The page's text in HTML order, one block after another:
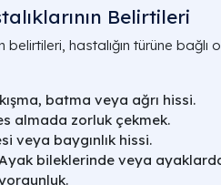
Belirtileri
belirtileri, hastalığın türüne bağlı
batma veya ağrı hissi.
almada zorluk çekmek.
veya baygınlık hissi.
bileklerinde veya